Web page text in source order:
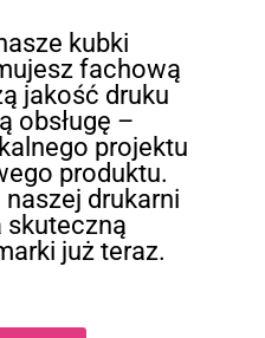
kubki
fachową
jakość druku
obsługę –
projektu
produktu.
naszej drukarni
skuteczną
już teraz.